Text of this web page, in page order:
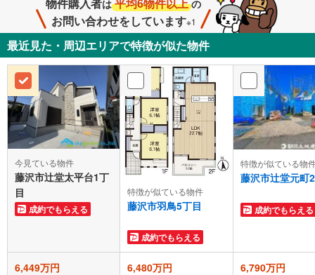
は の
お問い合わせをしています※1
最近見た・周辺エリアで特徴が似た物件
今見ている物件
藤沢市辻堂太平台1丁
目
成約でもらえる
特徴が似ている物件
藤沢市羽鳥5丁目
成約でもらえる
特徴が似ている物
藤沢市辻堂元町
成約でもらえる
6,449万円 6,480万円 6,790万円